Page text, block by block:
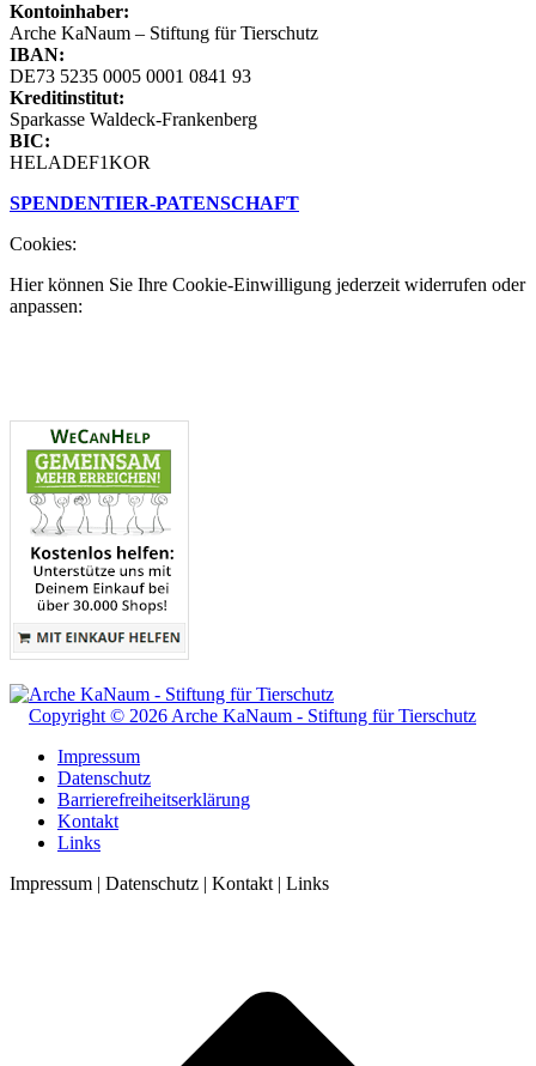
Kontoinhaber:
Arche KaNaum – Stiftung für Tierschutz
IBAN:
DE73 5235 0005 0001 0841 93
Kreditinstitut:
Sparkasse Waldeck-Frankenberg
BIC:
HELADEF1KOR
SPENDENTIER-PATENSCHAFT
Cookies:
Hier können Sie Ihre Cookie-Einwilligung jederzeit widerrufen oder
anpassen:
Copyright © 2026 Arche KaNaum - Stiftung für Tierschutz
Impressum
Datenschutz
Barrierefreiheitserklärung
Kontakt
Links
Impressum | Datenschutz | Kontakt | Links